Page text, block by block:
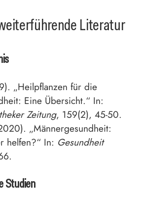
Literatur
„Heilpflanzen für die
Eine Übersicht.“ In:
Zeitung, 159(2), 45-50.
„Männergesundheit:
helfen?“ In: Gesundheit
Studien